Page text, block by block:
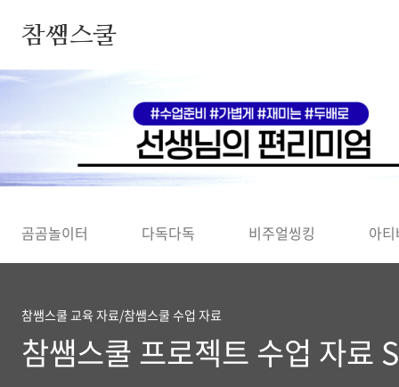
참쌤스쿨
◀
곰곰놀이터 다독다독 비주얼씽킹 아
참쌤스쿨 교육 자료/참쌤스쿨 수업 자료
참쌤스쿨 프로젝트 수업 자료